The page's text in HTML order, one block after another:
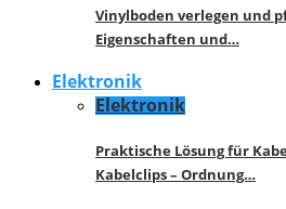
Vinylboden verlegen und
Eigenschaften und…
Elektronik
Elektronik
Praktische Lösung für
Kabelclips – Ordnung…